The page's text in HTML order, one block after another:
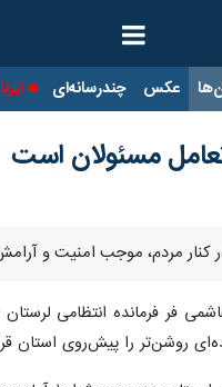
عکس چندرسانه‌ای ایرنا TV
مسئولان است